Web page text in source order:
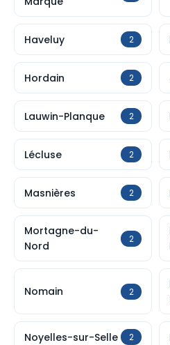
Haveluy 2
Hordain 2
Lauwin-Planque 2
Lécluse 2
Masnières 2
Mortagne-du-
Nord
2
Nomain 2
Noyelles-sur-Selle 2